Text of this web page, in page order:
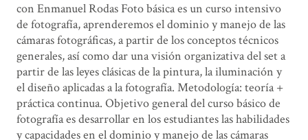
con Enmanuel Rodas Foto básica es un curso intensivo
de fotografía, aprenderemos el dominio y manejo de las
cámaras fotográficas, a partir de los conceptos técnicos
generales, así como dar una visión organizativa del set a
partir de las leyes clásicas de la pintura, la iluminación y
el diseño aplicadas a la fotografía. Metodología: teoría +
práctica continua. Objetivo general del curso básico de
fotografía es desarrollar en los estudiantes las habilidades
y capacidades en el dominio y manejo de las cámaras